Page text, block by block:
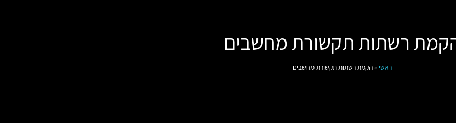
רשתות תקשורת מחשבים
ראשי »הקמת רשתות תקשורת מחשבים